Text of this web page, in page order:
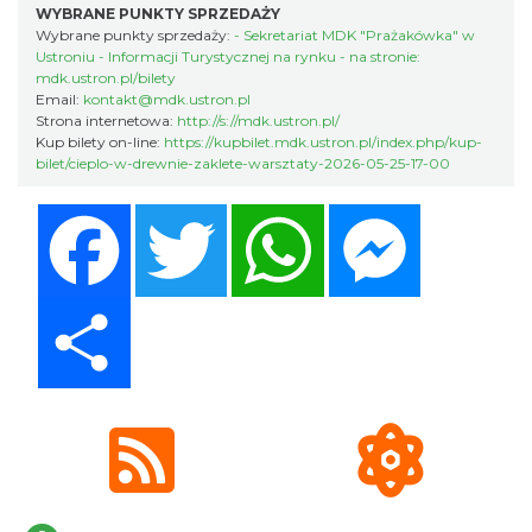
Festiwal Zderzenia Gatunków & Moto
Granda 2026
Brenna
2026-08-07
6.74 km
Akcja Przewodnik Czeka
Wisła
WYBRANE PUNKTY SPRZEDAŻY
Wybrane punkty sprzedaży: - Sekretariat MDK "Prażakówka" w
Ustroniu - Informacji Turystycznej na rynku - na stronie:
mdk.ustron.pl/bilety
Email: kontakt@mdk.ustron.pl
Strona internetowa: http://s://mdk.ustron.pl/
Kup bilety on-line: https://kupbilet.mdk.ustron.pl/index.php/kup-
bilet/cieplo-w-drewnie-zaklete-warsztaty-2026-05-25-17-00
Twitter WhatsApp